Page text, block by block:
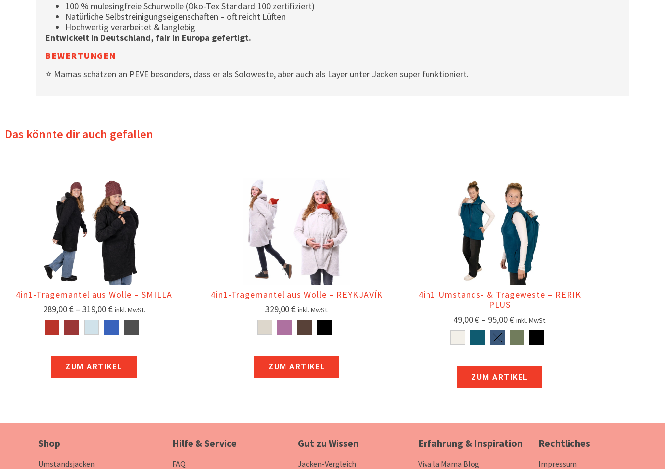
100 % mulesingfreie Schurwolle (Öko-Tex Standard 100 zertifiziert)
Natürliche Selbstreinigungseigenschaften – oft reicht Lüften
Hochwertig verarbeitet & langlebig
Entwickelt in Deutschland, fair in Europa gefertigt.
BEWERTUNGEN
⭐ Mamas schätzen an PEVE besonders, dass er als Soloweste, aber auch als Layer unter Jacken super funktioniert.
Das könnte dir auch gefallen
4in1-Tragemantel aus Wolle – SMILLA
289,00€– 319,00€ inkl. MwSt.
ZUM ARTIKEL
4in1-Tragemantel aus Wolle – REYKJAVÍK
329,00€ inkl. MwSt.
ZUM ARTIKEL
4in1 Umstands- & Trageweste – RERIK
PLUS
49,00€– 95,00€ inkl. MwSt.
ZUM ARTIKEL
Shop
Umstandsjacken
Hilfe & Service
FAQ
Gut zu Wissen
Jacken-Vergleich
Erfahrung & Inspiration
Viva la Mama Blog
Rechtliches
Impressum